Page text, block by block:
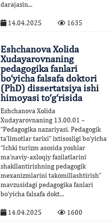
darajasin...
14.04.2025 1635
Eshchanova Xolida
Xudayarovnaning
pedagogika fanlari
bo‘yicha falsafa doktori
(PhD) dissertatsiya ishi
himoyasi to‘g‘risida
Eshchanova Xolida
Xudayarovnaning 13.00.01 –
“Pedagogika nazariyasi. Pedagogik
ta’limotlar tarixi” ixtisosligi bo‘yicha
“Ichki turizm asosida yoshlar
ma’naviy-axloqiy fazilatlarini
shakllantirishning pedagogik
mexanizmlarini takomillashtirish”
mavzusidagi pedagogika fanlari
bo‘yicha falsafa dokt...
14.04.2025 1600